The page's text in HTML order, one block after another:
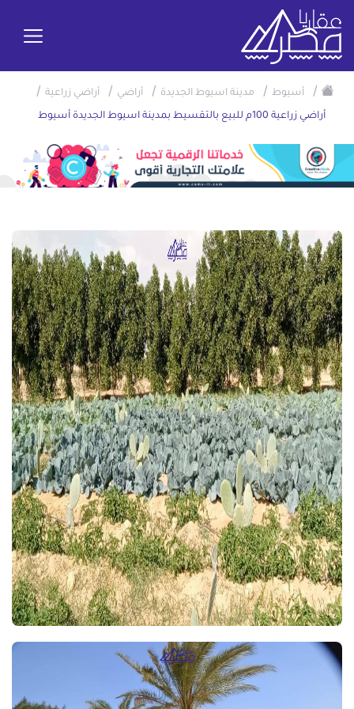
/ أسيوط / مدينة اسيوط الجديدة / أراضي / أراضي زراعية /
أراضي زراعية 100م للبيع بالتقسيط بمدينة اسيوط الجديدة أسيوط